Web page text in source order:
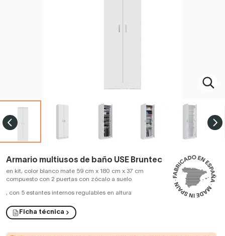
Armario multiusos de baño USE Bruntec
en kit, color blanco mate 59 cm x 180 cm x 37 cm
compuesto con 2 puertas con zócalo a suelo
, con 5 estantes internos regulables en altura
Ficha técnica